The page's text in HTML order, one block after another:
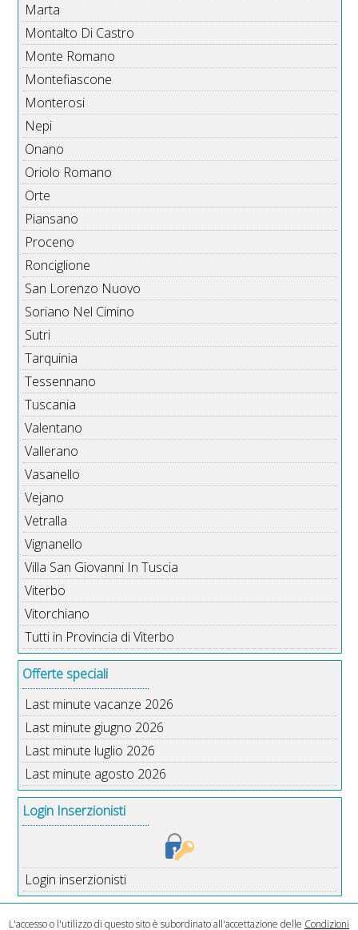
Marta
Montalto Di Castro
Monte Romano
Montefiascone
Monterosi
Nepi
Onano
Oriolo Romano
Orte
Piansano
Proceno
Ronciglione
San Lorenzo Nuovo
Soriano Nel Cimino
Sutri
Tarquinia
Tessennano
Tuscania
Valentano
Vallerano
Vasanello
Vejano
Vetralla
Vignanello
Villa San Giovanni In Tuscia
Viterbo
Vitorchiano
Tutti in Provincia di Viterbo
Offerte speciali
Last minute vacanze 2026
Last minute giugno 2026
Last minute luglio 2026
Last minute agosto 2026
Login Inserzionisti
Login inserzionisti
L'accesso o l'utilizzo di questo sito è subordinato all'accettazione delle Condizioni